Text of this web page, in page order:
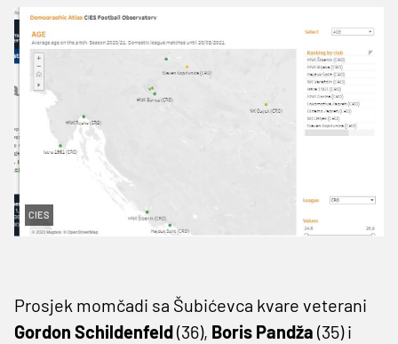
CIES
Prosjek momčadi sa Šubićevca kvare veterani
Gordon Schildenfeld(36), Boris Pandža (35) i